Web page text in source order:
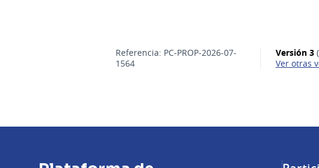
Referencia: PC-PROP-2026-07-
1564
Versión 3
ver otras